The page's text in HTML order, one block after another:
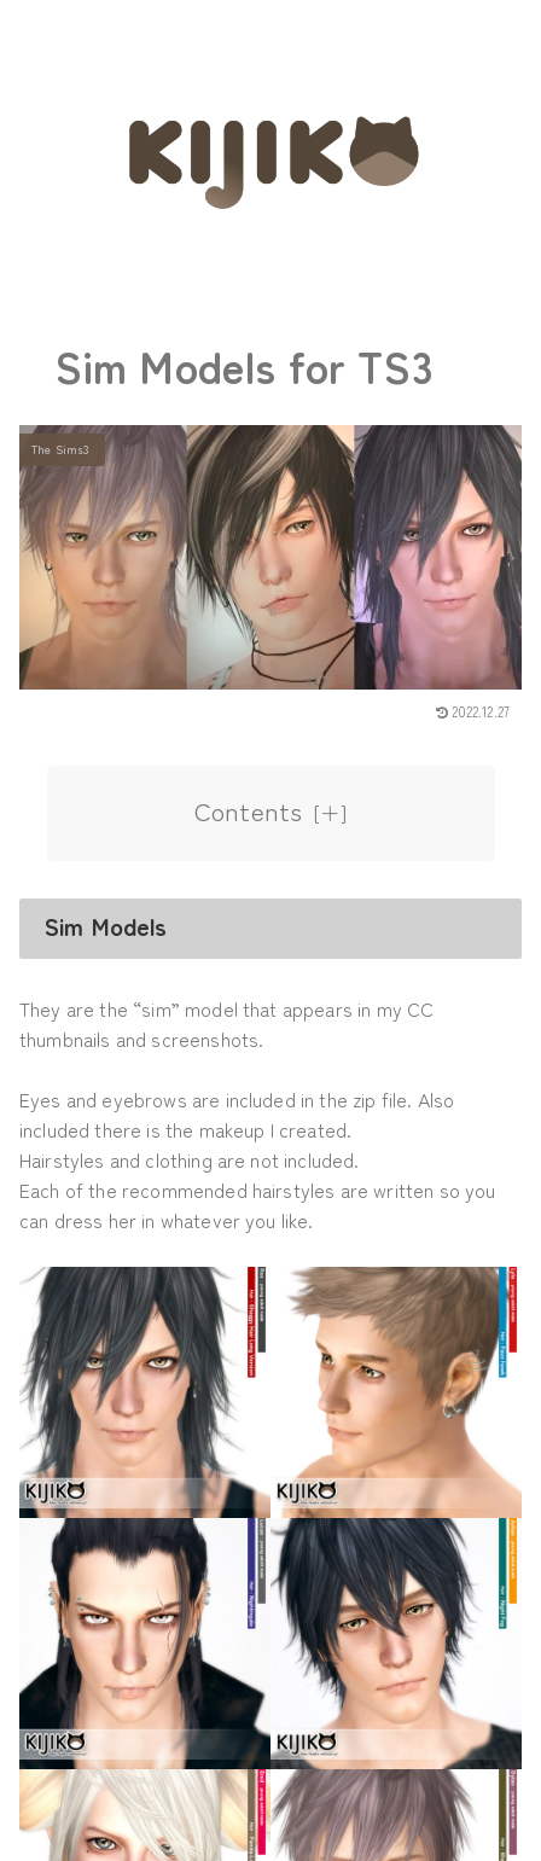
Sim Models for TS3
The Sims3
2022.12.27
Contents
Sim Models
They are the “sim” model that appears in my CC
thumbnails and screenshots.
Eyes and eyebrows are included in the zip file. Also
included there is the makeup I created.
Hairstyles and clothing are not included.
Each of the recommended hairstyles are written so you
can dress her in whatever you like.